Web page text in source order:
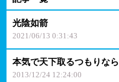
光陰如箭
2021/06/13 0:31:43
本気で天下取るつもりなら
2013/12/24 12:24:00